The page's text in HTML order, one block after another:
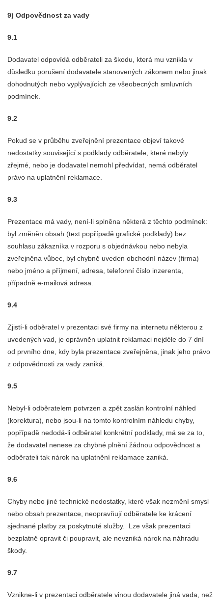
9) Odpovědnost za vady
9.1
Dodavatel odpovídá odběrateli za škodu, která mu vznikla v
důsledku porušení dodavatele stanovených zákonem nebo jinak
dohodnutých nebo vyplývajících ze všeobecných smluvních
podmínek.
9.2
Pokud se v průběhu zveřejnění prezentace objeví takové
nedostatky související s podklady odběratele, které nebyly
zřejmé, nebo je dodavatel nemohl předvídat, nemá odběratel
právo na uplatnění reklamace.
9.3
Prezentace má vady, není-li splněna některá z těchto podmínek:
byl změněn obsah (text popřípadě grafické podklady) bez
souhlasu zákazníka v rozporu s objednávkou nebo nebyla
zveřejněna vůbec, byl chybně uveden obchodní název (firma)
nebo jméno a příjmení, adresa, telefonní číslo inzerenta,
případně e-mailová adresa.
9.4
Zjistí-li odběratel v prezentaci své firmy na internetu některou z
uvedených vad, je oprávněn uplatnit reklamaci nejdéle do 7 dní
od prvního dne, kdy byla prezentace zveřejněna, jinak jeho právo
z odpovědnosti za vady zaniká.
9.5
Nebyl-li odběratelem potvrzen a zpět zaslán kontrolní náhled
(korektura), nebo jsou-li na tomto kontrolním náhledu chyby,
popřípadě nedodá-li odběratel konkrétní podklady, má se za to,
že dodavatel nenese za chybné plnění žádnou odpovědnost a
odběrateli tak nárok na uplatnění reklamace zaniká.
9.6
Chyby nebo jiné technické nedostatky, které však nezmění smysl
nebo obsah prezentace, neopravňují odběratele ke krácení
sjednané platby za poskytnuté služby. Lze však prezentaci
bezplatně opravit či poupravit, ale nevzniká nárok na náhradu
škody.
9.7
Vznikne-li v prezentaci odběratele vinou dodavatele jiná vada, než